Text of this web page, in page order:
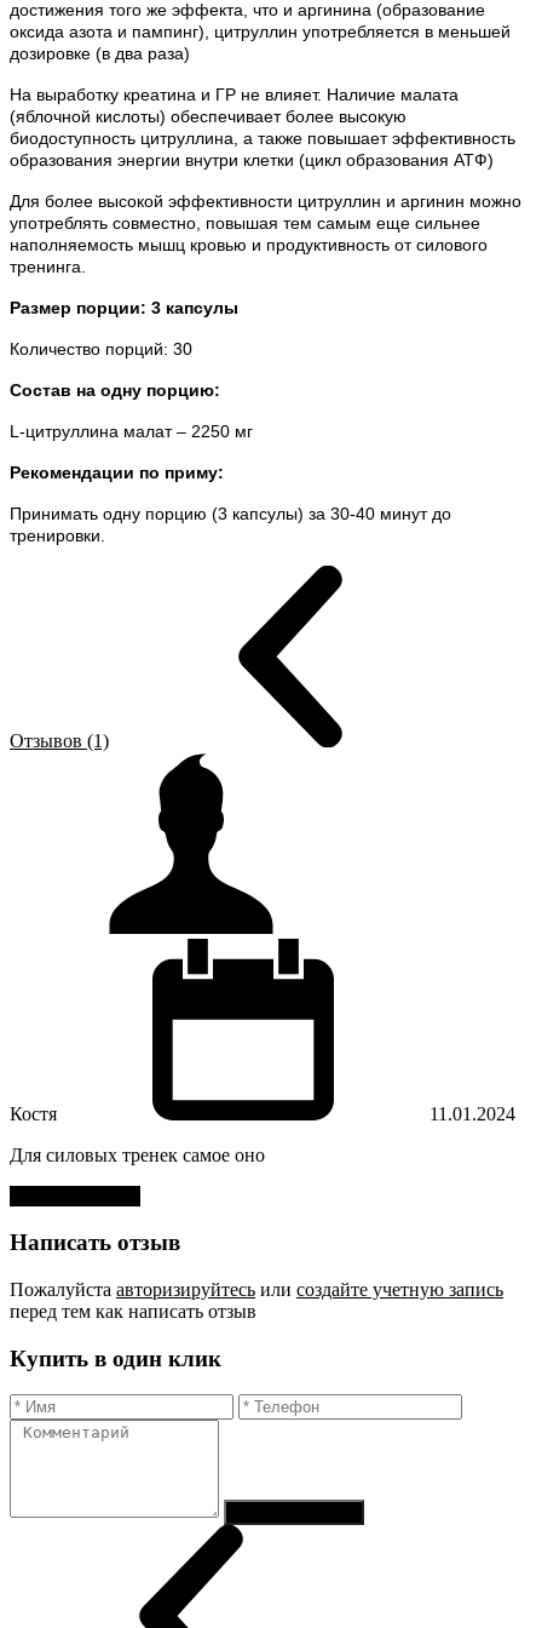
достижения того же эффекта, что и аргинина (образование
оксида азота и пампинг), цитруллин употребляется в меньшей
дозировке (в два раза)
На выработку креатина и ГР не влияет. Наличие малата
(яблочной кислоты) обеспечивает более высокую
биодоступность цитруллина, а также повышает эффективность
образования энергии внутри клетки (цикл образования АТФ)
Для более высокой эффективности цитруллин и аргинин можно
употреблять совместно, повышая тем самым еще сильнее
наполняемость мышц кровью и продуктивность от силового
тренинга.
Размер порции: 3 капсулы
Количество порций: 30
Состав на одну порцию:
L-цитруллина малат – 2250 мг
Рекомендации по приму:
Принимать одну порцию (3 капсулы) за 30-40 минут до
тренировки.
Отзывов (1)
Костя
11.01.2024
Для силовых тренек самое оно
Написать отзыв
Пожалуйста авторизируйтесь или создайте учетную запись
перед тем как написать отзыв
Купить в один клик